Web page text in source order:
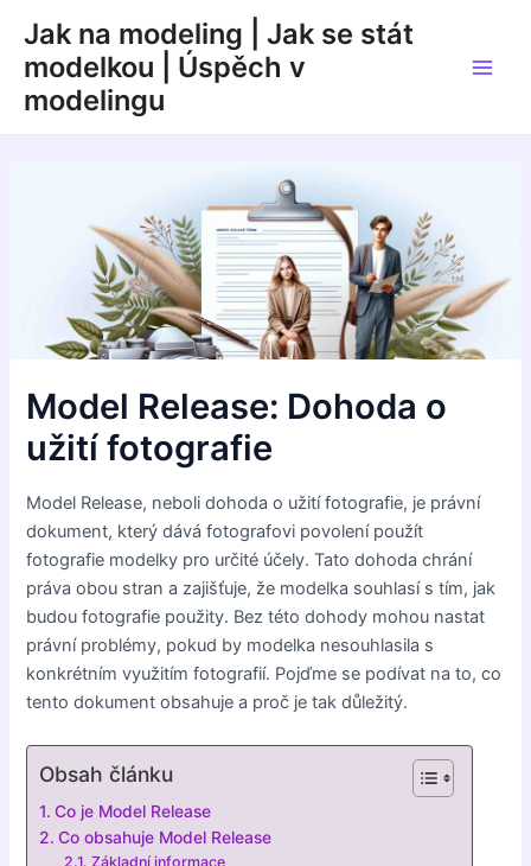
obsah
Jak na modeling | Jak se stát
modelkou | Úspěch v
modelingu
Model Release: Dohoda o
užití fotografie
Model Release, neboli dohoda o užití fotografie, je právní
dokument, který dává fotografovi povolení použít
fotografie modelky pro určité účely. Tato dohoda chrání
práva obou stran a zajišťuje, že modelka souhlasí s tím, jak
budou fotografie použity. Bez této dohody mohou nastat
právní problémy, pokud by modelka nesouhlasila s
konkrétním využitím fotografií. Pojďme se podívat na to, co
tento dokument obsahuje a proč je tak důležitý.
Obsah článku
Co je Model Release
Co obsahuje Model Release
Základní informace